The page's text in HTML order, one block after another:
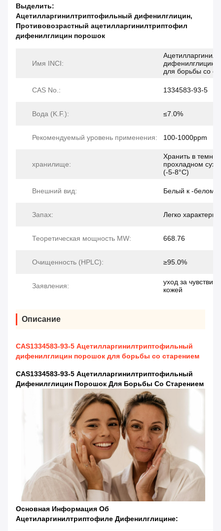
Выделить:
Ацетилларгинилтриптофильный дифенилглицин,
Противовозрастный ацетилларгинилтриптофил
дифенилглицин порошок
Имя INCI:
дифенилглицин
для борьбы со
CAS No.: 1334583-93-5
Вода (K.F.): ≤7.0%
Рекомендуемый уровень применения: 100-1000ppm
хранилище:
Хранить в
прохладном
(-5-8°C)
Внешний вид: Белый к -белому
Запах: Легко
Теоретическая мощность MW: 668.76
Очищенность (HPLC): ≥95.0%
Заявления:
уход за
кожей
Описание
CAS1334583-93-5 Ацетилларгинилтриптофильный
дифенилглицин порошок для борьбы со старением
CAS1334583-93-5 Ацетилларгинилтриптофильный
Дифенилглицин Порошок Для Борьбы Со Старением
Основная Информация Об
Ацетиларгинилтриптофиле Дифенилглицине: